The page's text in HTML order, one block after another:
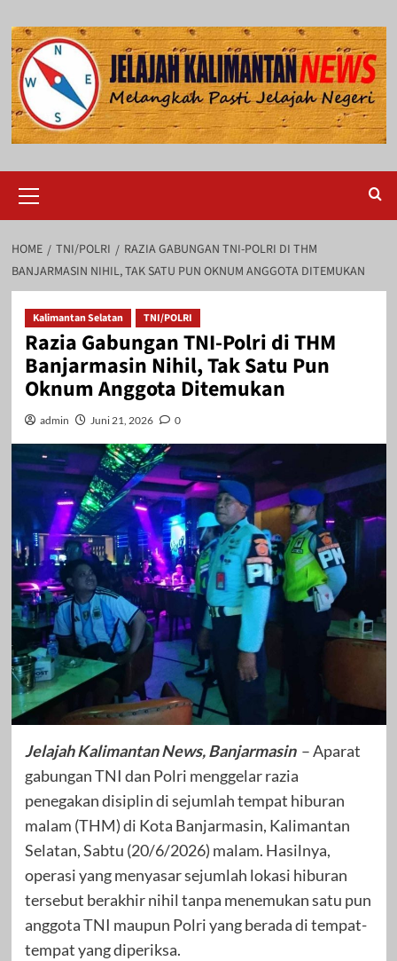
to
content
Menu
HOME TNI/POLRI
RAZIA GABUNGAN TNI-POLRI DI THM
BANJARMASIN NIHIL, TAK SATU PUN OKNUM ANGGOTA DITEMUKAN
Kalimantan Selatan TNI/POLRI
Razia Gabungan TNI-Polri di THM
Banjarmasin Nihil, Tak Satu Pun
Oknum Anggota Ditemukan
admin Juni 21, 2026 0
Jelajah Kalimantan News, Banjarmasin– Aparat
gabungan TNI dan Polri menggelar razia
penegakan disiplin di sejumlah tempat hiburan
malam (THM) di Kota Banjarmasin, Kalimantan
Selatan, Sabtu (20/6/2026) malam. Hasilnya,
operasi yang menyasar sejumlah lokasi hiburan
tersebut berakhir nihil tanpa menemukan satu pun
anggota TNI maupun Polri yang berada di tempat-
tempat yang diperiksa.